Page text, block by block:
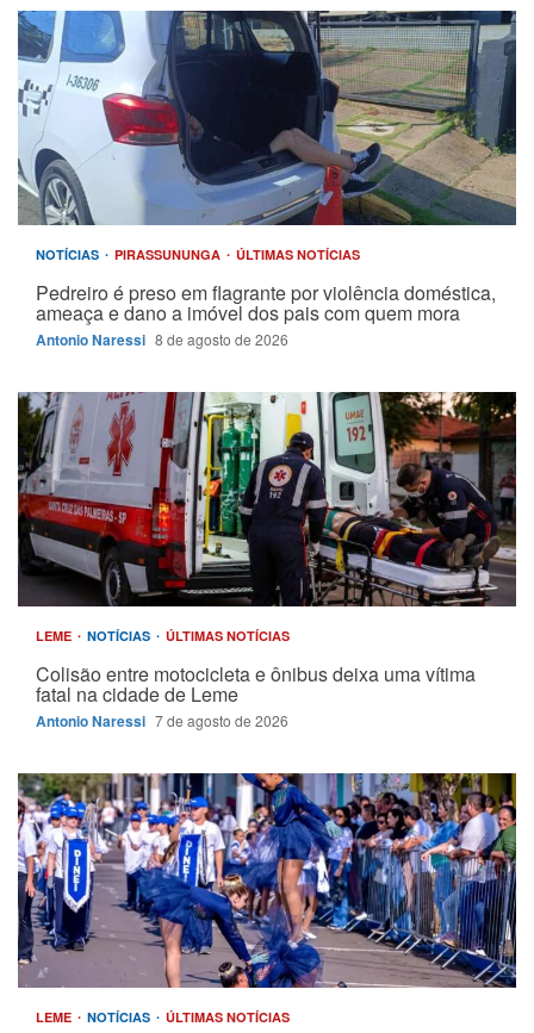
NOTÍCIAS PIRASSUNUNGA ÚLTIMAS NOTÍCIAS
Pedreiro é preso em flagrante por violência doméstica,
ameaça e dano a imóvel dos pais com quem mora
Antonio Naressi 8 de agosto de 2026
LEME NOTÍCIAS ÚLTIMAS NOTÍCIAS
Colisão entre motocicleta e ônibus deixa uma vítima
fatal na cidade de Leme
Antonio Naressi 7 de agosto de 2026
LEME NOTÍCIAS ÚLTIMAS NOTÍCIAS